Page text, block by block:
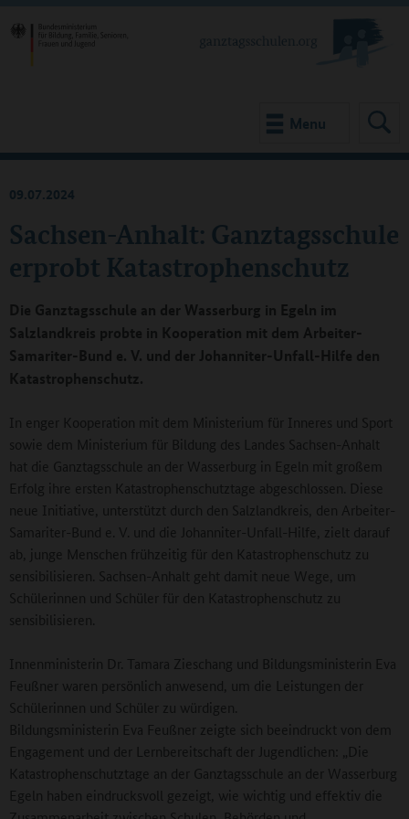
Menu
Sachsen-Anhalt: Ganztagsschule
erprobt Katastrophenschutz
09.07.2024
Die Ganztagsschule an der Wasserburg in Egeln im
Salzlandkreis probte in Kooperation mit dem Arbeiter-
Samariter-Bund e. V. und der Johanniter-Unfall-Hilfe den
Katastrophenschutz.
In enger Kooperation mit dem Ministerium für Inneres und Sport
sowie dem Ministerium für Bildung des Landes Sachsen-Anhalt
hat die Ganztagsschule an der Wasserburg in Egeln mit großem
Erfolg ihre ersten Katastrophenschutztage abgeschlossen. Diese
neue Initiative, unterstützt durch den Salzlandkreis, den Arbeiter-
Samariter-Bund e. V. und die Johanniter-Unfall-Hilfe, zielt darauf
ab, junge Menschen frühzeitig für den Katastrophenschutz zu
sensibilisieren. Sachsen-Anhalt geht damit neue Wege, um
Schülerinnen und Schüler für den Katastrophenschutz zu
sensibilisieren.
Innenministerin Dr. Tamara Zieschang und Bildungsministerin Eva
Feußner waren persönlich anwesend, um die Leistungen der
Schülerinnen und Schüler zu würdigen.
Bildungsministerin Eva Feußner zeigte sich beeindruckt von dem
Engagement und der Lernbereitschaft der Jugendlichen: „Die
Katastrophenschutztage an der Ganztagsschule an der Wasserburg
Egeln haben eindrucksvoll gezeigt, wie wichtig und effektiv die